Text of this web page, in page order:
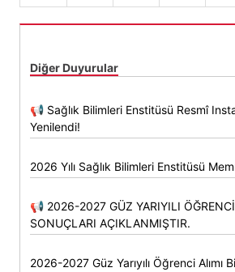
Diğer Duyurular
📢 Sağlık Bilimleri Enstitüsü Resmî
Yenilendi!
2026 Yılı Sağlık Bilimleri Enstitüsü
📢 2026-2027 GÜZ YARIYILI
SONUÇLARI AÇIKLANMIŞTIR.
2026-2027 Güz Yarıyılı Öğrenci Alımı